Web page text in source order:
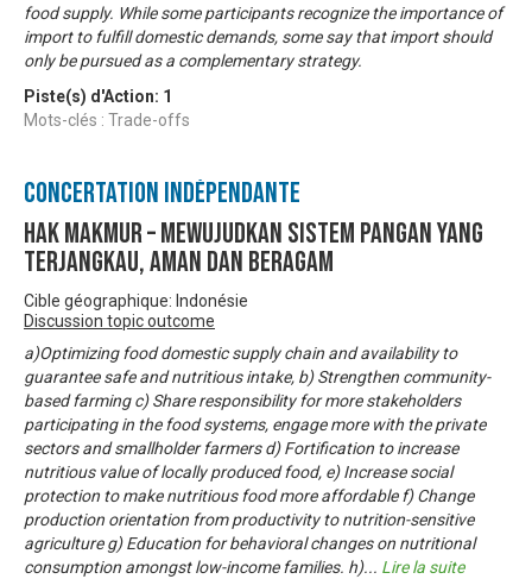
food supply. While some participants recognize the importance of
import to fulfill domestic demands, some say that import should
only be pursued as a complementary strategy.
Piste(s) d'Action: 1
Mots-clés : Trade-offs
Concertation Indépendante
Hak MakMur – Mewujudkan Sistem Pangan yang
Terjangkau, Aman dan Beragam
Cible géographique: Indonésie
Discussion topic outcome
a)Optimizing food domestic supply chain and availability to
guarantee safe and nutritious intake, b) Strengthen community-
based farming c) Share responsibility for more stakeholders
participating in the food systems, engage more with the private
sectors and smallholder farmers d) Fortification to increase
nutritious value of locally produced food, e) Increase social
protection to make nutritious food more affordable f) Change
production orientation from productivity to nutrition-sensitive
agriculture g) Education for behavioral changes on nutritional
consumption amongst low-income families. h)... Lire la suite